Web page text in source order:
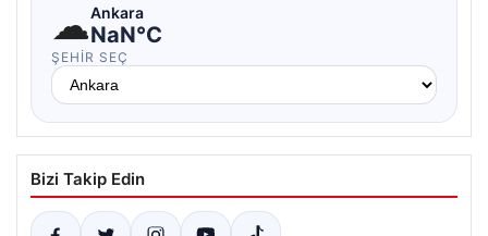
☁Ankara
NaN°C
ŞEHIR SEÇ
Bizi Takip Edin